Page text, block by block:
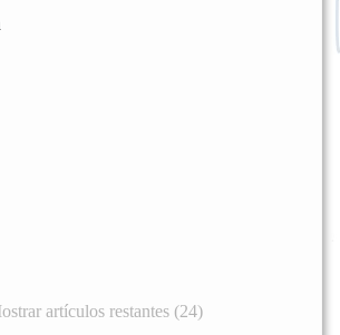
artículos restantes (24)